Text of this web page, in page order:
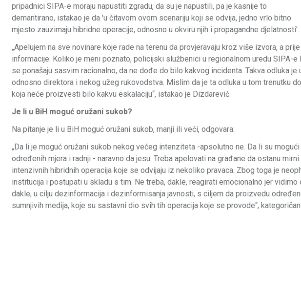
pripadnici SIPA-e moraju napustiti zgradu, da su je napustili, pa je kasnije to
demantirano, istakao je da 'u čitavom ovom scenariju koji se odvija, jedno vrlo bitno
mjesto zauzimaju hibridne operacije, odnosno u okviru njih i propagandne djelatnosti'.
„Apelujem na sve novinare koje rade na terenu da provjeravaju kroz više izvora, a
informacije. Koliko je meni poznato, policijski službenici u regionalnom uredu SIPA-
se ponašaju sasvim racionalno, da ne dođe do bilo kakvog incidenta. Takva odluka
odnosno direktora i nekog užeg rukovodstva. Mislim da je ta odluka u tom trenutku
koja neće proizvesti bilo kakvu eskalaciju“, istakao je Dizdarević.
Je li u BiH moguć oružani sukob?
Na pitanje je li u BiH moguć oružani sukob, manji ili veći, odgovara:
„Da li je moguć oružani sukob nekog većeg intenziteta -apsolutno ne. Da li su
određenih mjera i radnji - naravno da jesu. Treba apelovati na građane da ostanu
intenzivnih hibridnih operacija koje se odvijaju iz nekoliko pravaca. Zbog toga je
institucija i postupati u skladu s tim. Ne treba, dakle, reagirati emocionalno jer
dakle, u cilju dezinformacija i dezinformisanja javnosti, s ciljem da proizvedu
sumnjivih medija, koje su sastavni dio svih tih operacija koje se provode“, kategoričan